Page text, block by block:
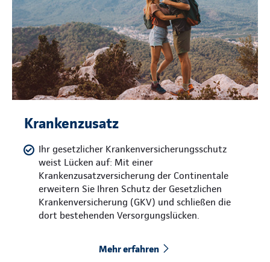
Krankenzusatz
Ihr gesetzlicher Krankenversicherungsschutz
weist Lücken auf: Mit einer
Krankenzusatzversicherung der Continentale
erweitern Sie Ihren Schutz der Gesetzlichen
Krankenversicherung (GKV) und schließen die
dort bestehenden Versorgungslücken.
Mehr erfahren